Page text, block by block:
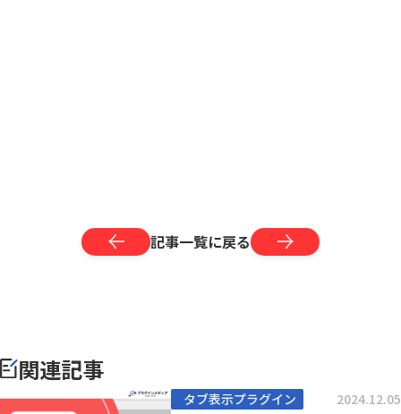
記事一覧に戻る
関連記事
タブ表示プラグイン 2024.12.05